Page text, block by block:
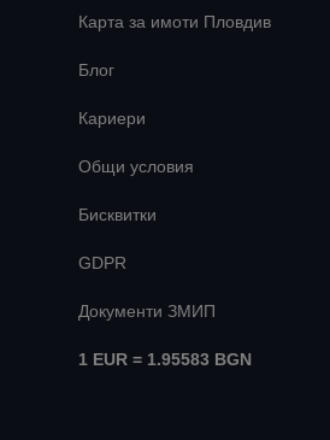
Карта за имоти Пловдив
Блог
Кариери
Общи условия
Бисквитки
GDPR
Документи ЗМИП
1 EUR = 1.95583 BGN